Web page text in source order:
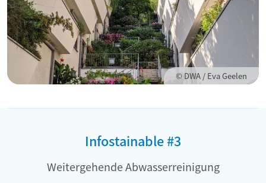
© DWA / Eva Geelen
Infostainable #3
Weitergehende Abwasserreinigung